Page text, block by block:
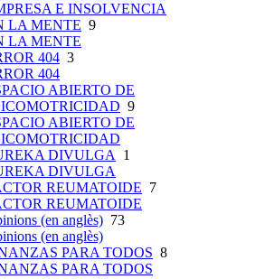
E INSOLVENCIA
LA MENTE 9
LA MENTE
404 3
404
ABIERTO DE
9
ABIERTO DE
DIVULGA
1
DIVULGA
REUMATOIDE 7
REUMATOIDE
(en anglès) 73
(en anglès)
PARA TODOS 8
PARA TODOS